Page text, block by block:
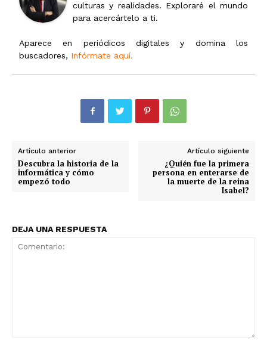
culturas y realidades. Exploraré el mundo
para acercártelo a ti.
Aparece en periódicos digitales y domina los
buscadores, Infórmate aquí.
Artículo anterior
Descubra la historia de la
informática y cómo
empezó todo
Artículo siguiente
¿Quién fue la primera
persona en enterarse de
la muerte de la reina
Isabel?
DEJA UNA RESPUESTA